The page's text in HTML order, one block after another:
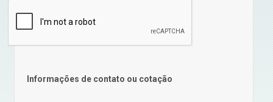
Informações de contato ou cotação